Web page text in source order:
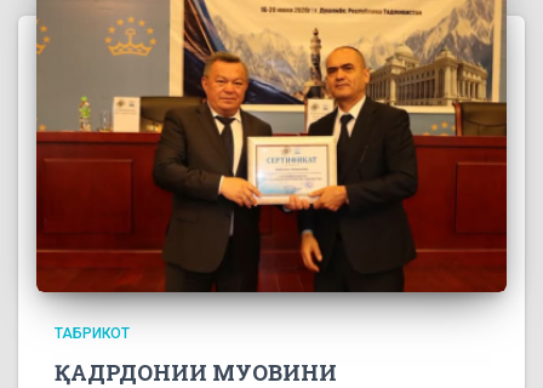
ТАБРИКОТ
ҚАДРДОНИИ МУОВИНИ